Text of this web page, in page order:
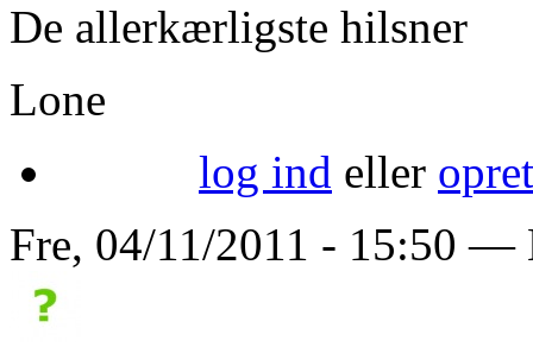
De allerkærligste hilsner
Lone
log ind eller
Fre, 04/11/2011 - 15:50 —